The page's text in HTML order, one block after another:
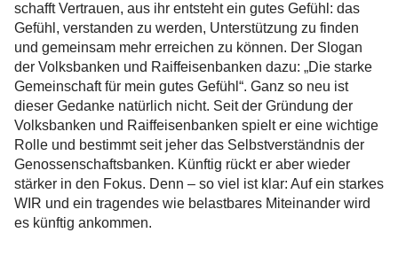
schafft Vertrauen, aus ihr entsteht ein gutes Gefühl: das
Gefühl, verstanden zu werden, Unterstützung zu finden
und gemeinsam mehr erreichen zu können. Der Slogan
der Volksbanken und Raiffeisenbanken dazu: „Die starke
Gemeinschaft für mein gutes Gefühl“. Ganz so neu ist
dieser Gedanke natürlich nicht. Seit der Gründung der
Volksbanken und Raiffeisenbanken spielt er eine wichtige
Rolle und bestimmt seit jeher das Selbstverständnis der
Genossenschaftsbanken. Künftig rückt er aber wieder
stärker in den Fokus. Denn – so viel ist klar: Auf ein starkes
WIR und ein tragendes wie belastbares Miteinander wird
es künftig ankommen.